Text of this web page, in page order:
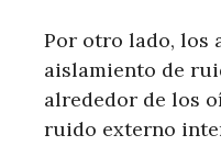
Por otro lado, los
aislamiento de
alrededor de los
ruido externo